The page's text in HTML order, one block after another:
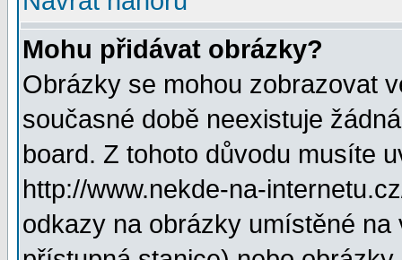
Mohu přidávat obrázky?
Obrázky se mohou zobrazovat
současné době neexistuje
board. Z tohoto důvodu musíte
http://www.nekde-na-
odkazy na obrázky umístěné